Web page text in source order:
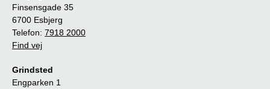
Finsensgade 35
6700 Esbjerg
Telefon: 7918 2000
Find vej
Grindsted
Engparken 1